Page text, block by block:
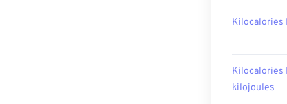
Kilocalories
Kilocalories
kilojoules